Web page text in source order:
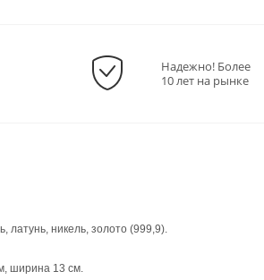
Надежно! Более
10 лет на рынке
латунь, никель, золото (999,9).
ширина 13 см.